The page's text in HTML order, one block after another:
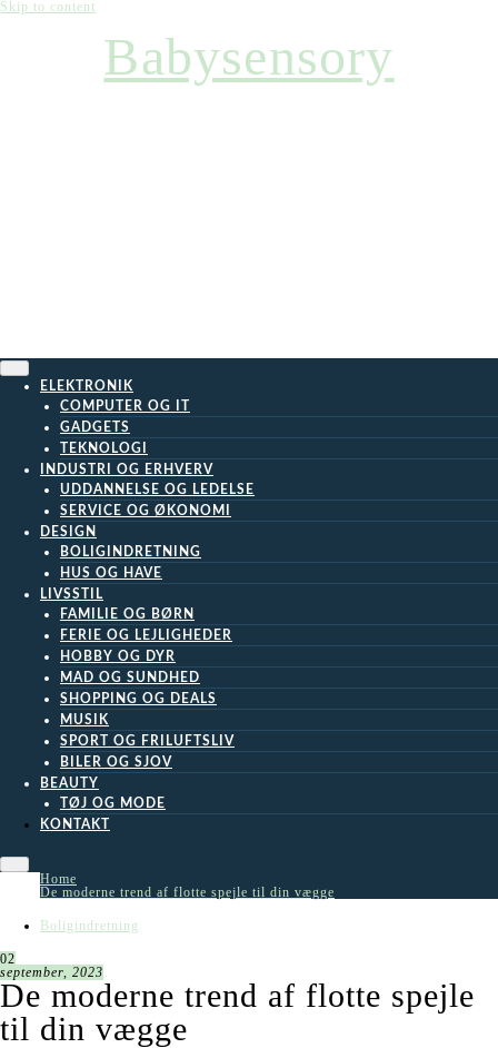
Skip to content
Babysensory
ELEKTRONIK
COMPUTER OG IT
GADGETS
TEKNOLOGI
INDUSTRI OG ERHVERV
UDDANNELSE OG LEDELSE
SERVICE OG ØKONOMI
DESIGN
BOLIGINDRETNING
HUS OG HAVE
LIVSSTIL
FAMILIE OG BØRN
FERIE OG LEJLIGHEDER
HOBBY OG DYR
MAD OG SUNDHED
SHOPPING OG DEALS
MUSIK
SPORT OG FRILUFTSLIV
BILER OG SJOV
BEAUTY
TØJ OG MODE
KONTAKT
Home
De moderne trend af flotte spejle til din vægge
Boligindretning
02
september, 2023
De moderne trend af flotte spejle
til din vægge